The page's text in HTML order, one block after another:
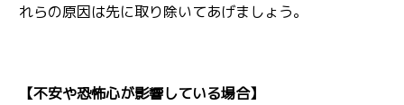
れらの原因は先に取り除いてあげましょう。
【不安や恐怖心が影響している場合】